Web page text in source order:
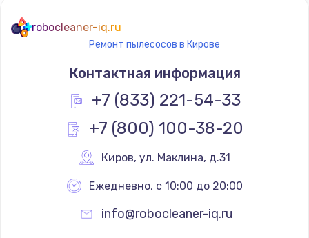
Замена термостата
1200 руб.
Заказать
Замена реле
Замена термопредохранителя
robocleaner-iq.ru
Ремонт пылесосов в Кирове
Контактная информация
+7 (833) 221-54-33
+7 (800) 100-38-20
Киров, ул. Маклина, д.31
Ежедневно, с 10:00 до 20:00
info@robocleaner-iq.ru